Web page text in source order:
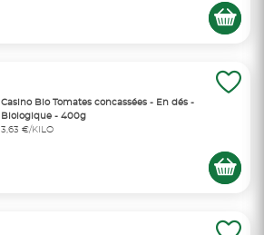
Casino Bio Tomates concassées - En dés -
Biologique - 400g
3,63 €/KILO